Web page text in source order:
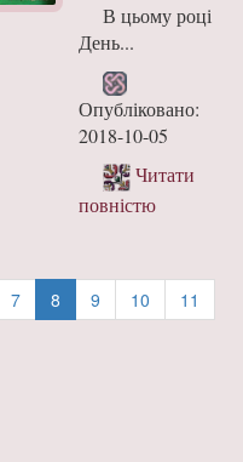
В цьому році
День...
Опубліковано:
2018-10-05
Читати
повністю
7 8 9 10
11